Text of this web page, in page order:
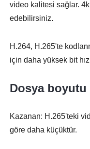
video kalitesi sağlar.
edebilirsiniz.
H.264, H.265'te
için daha yüksek bit
Dosya boyutu
Kazanan: H.265'teki
göre daha küçüktür.